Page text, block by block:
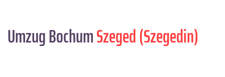
Umzug BochumSzeged (Szegedin)